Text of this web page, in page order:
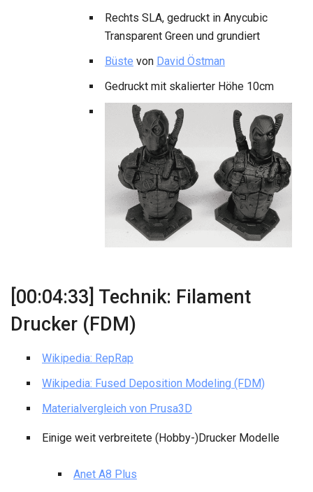
Rechts SLA, gedruckt in Anycubic
Transparent Green und grundiert
Büste von David Östman
Gedruckt mit skalierter Höhe 10cm
[00:04:33] Technik: Filament
Drucker (FDM)
Wikipedia: RepRap
Wikipedia: Fused Deposition Modeling (FDM)
Materialvergleich von Prusa3D
Einige weit verbreitete (Hobby-)Drucker Modelle
Anet A8 Plus